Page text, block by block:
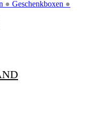
● Geschenkboxen ●